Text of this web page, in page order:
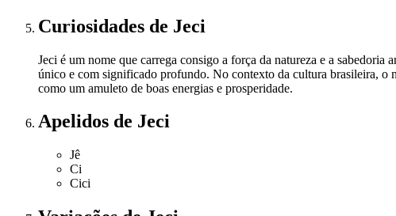
Curiosidades de Jeci
Jeci é um nome que carrega consigo a força da natureza e a
único e com significado profundo. No contexto da cultura brasileira, o
como um amuleto de boas energias e prosperidade.
Apelidos de Jeci
Jê
Ci
Cici